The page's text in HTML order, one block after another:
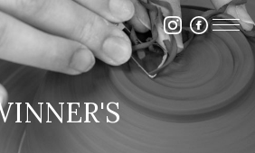
出張陶芸・体験陶芸は福岡市の陶芸教室赤